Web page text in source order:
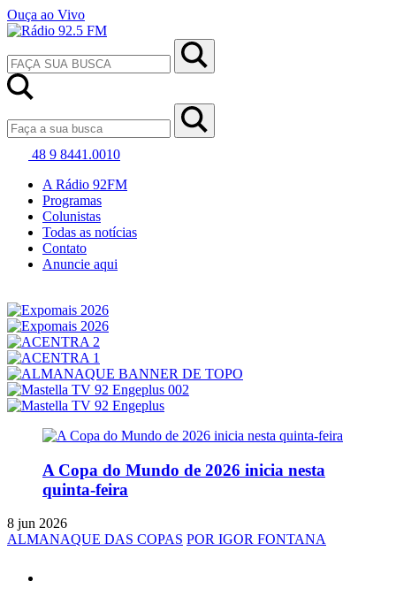
Ouça ao Vivo
48 9 8441.0010
A Rádio 92FM
Programas
Colunistas
Todas as notícias
Contato
Anuncie aqui
A Copa do Mundo de 2026 inicia nesta
quinta-feira
8 jun 2026
ALMANAQUE DAS COPAS POR IGOR FONTANA